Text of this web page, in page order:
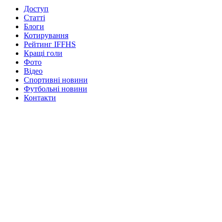
Доступ
Статті
Блоги
Котирування
Рейтинг IFFHS
Кращі голи
Фото
Відео
Спортивні новини
Футбольні новини
Контакти